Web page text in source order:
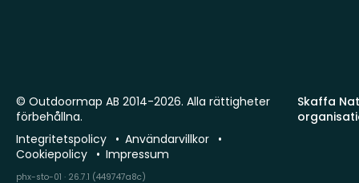
Skaffa
© Outdoormap AB 2014-2026. Alla rättigheter
förbehållna.
Integritetspolicy
Användarvillkor
Cookiepolicy
Impressum
phx-sto-01 · 26.7.1 (449747a8c)